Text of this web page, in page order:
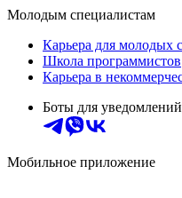
Молодым специалистам
Карьера для молодых
Школа программистов
Карьера в
Боты для уведомлений
Мобильное приложение